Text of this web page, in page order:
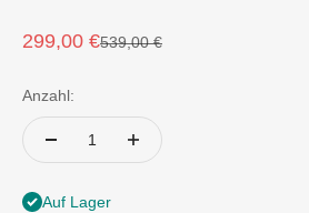
Angebot
299,00 €Regulärer Preis
539,00 €
Anzahl:
Auf Lager